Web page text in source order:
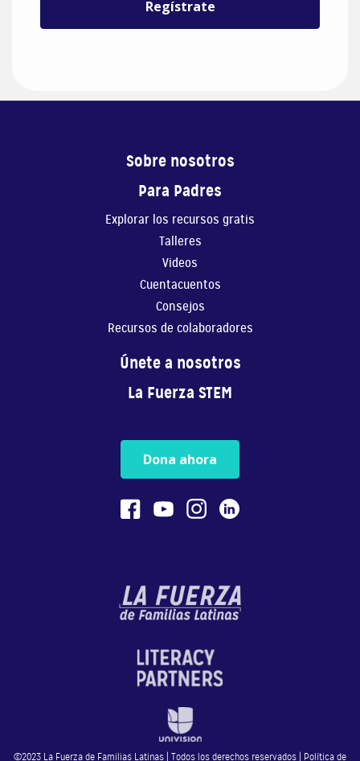
Sobre nosotros
Para Padres
Explorar los recursos gratis
Talleres
Videos
Cuentacuentos
Consejos
Recursos de colaboradores
Únete a nosotros
La Fuerza STEM
Dona ahora
©2023 La Fuerza de Familias Latinas | Todos los derechos reservados | Política de